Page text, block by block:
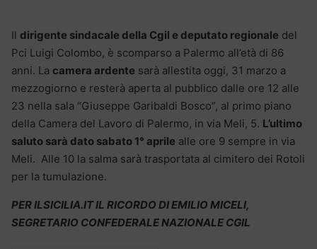
Il dirigente sindacale della Cgil e deputato regionale del
Pci Luigi Colombo, è scomparso a Palermo all’età di 86
anni. La camera ardente sarà allestita oggi, 31 marzo a
mezzogiorno e resterà aperta al pubblico dalle ore 12 alle
23 nella sala “Giuseppe Garibaldi Bosco”, al primo piano
della Camera del Lavoro di Palermo, in via Meli, 5. L’ultimo
saluto sarà dato sabato 1° aprile alle ore 9 sempre in via
Meli. Alle 10 la salma sarà trasportata al cimitero dei Rotoli
per la tumulazione.
PER ILSICILIA.IT IL RICORDO DI EMILIO MICELI,
SEGRETARIO CONFEDERALE NAZIONALE CGIL